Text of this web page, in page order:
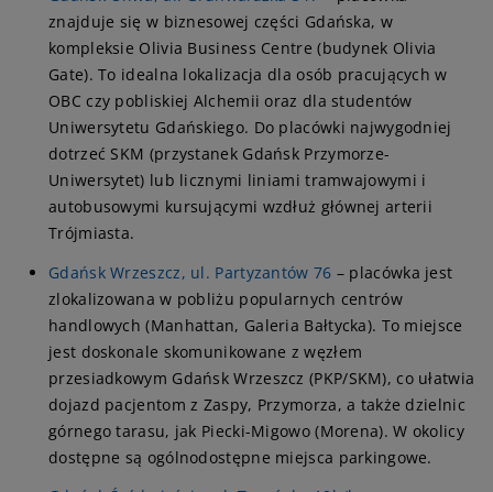
znajduje się w biznesowej części Gdańska, w
kompleksie Olivia Business Centre (budynek Olivia
Gate). To idealna lokalizacja dla osób pracujących w
OBC czy pobliskiej Alchemii oraz dla studentów
Uniwersytetu Gdańskiego. Do placówki najwygodniej
dotrzeć SKM (przystanek Gdańsk Przymorze-
Uniwersytet) lub licznymi liniami tramwajowymi i
autobusowymi kursującymi wzdłuż głównej arterii
Trójmiasta.
Gdańsk Wrzeszcz, ul. Partyzantów 76 – placówka jest
zlokalizowana w pobliżu popularnych centrów
handlowych (Manhattan, Galeria Bałtycka). To miejsce
jest doskonale skomunikowane z węzłem
przesiadkowym Gdańsk Wrzeszcz (PKP/SKM), co ułatwia
dojazd pacjentom z Zaspy, Przymorza, a także dzielnic
górnego tarasu, jak Piecki-Migowo (Morena). W okolicy
dostępne są ogólnodostępne miejsca parkingowe.